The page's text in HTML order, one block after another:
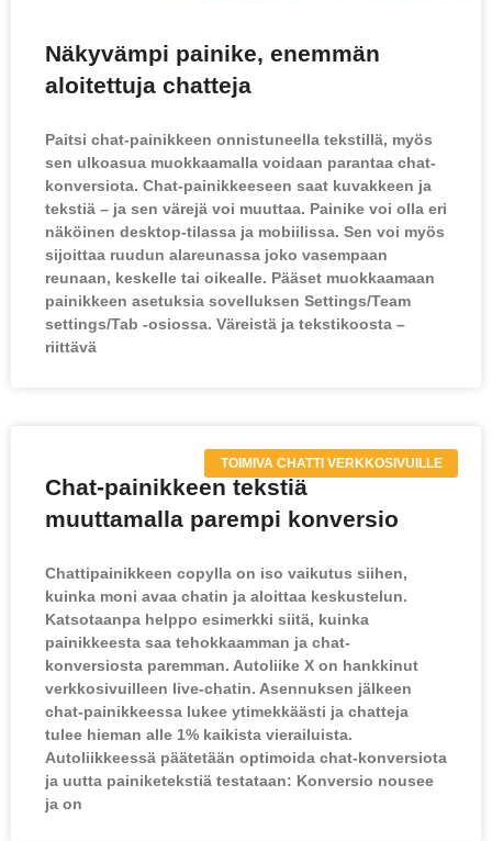
Näkyvämpi painike, enemmän
aloitettuja chatteja
Paitsi chat-painikkeen onnistuneella tekstillä, myös
sen ulkoasua muokkaamalla voidaan parantaa chat-
konversiota. Chat-painikkeeseen saat kuvakkeen ja
tekstiä – ja sen värejä voi muuttaa. Painike voi olla eri
näköinen desktop-tilassa ja mobiilissa. Sen voi myös
sijoittaa ruudun alareunassa joko vasempaan
reunaan, keskelle tai oikealle. Pääset muokkaamaan
painikkeen asetuksia sovelluksen Settings/Team
settings/Tab -osiossa. Väreistä ja tekstikoosta –
riittävä
TOIMIVA CHATTI VERKKOSIVUILLE
Chat-painikkeen tekstiä
muuttamalla parempi konversio
Chattipainikkeen copylla on iso vaikutus siihen,
kuinka moni avaa chatin ja aloittaa keskustelun.
Katsotaanpa helppo esimerkki siitä, kuinka
painikkeesta saa tehokkaamman ja chat-
konversiosta paremman. Autoliike X on hankkinut
verkkosivuilleen live-chatin. Asennuksen jälkeen
chat-painikkeessa lukee ytimekkäästi ja chatteja
tulee hieman alle 1% kaikista vierailuista.
Autoliikkeessä päätetään optimoida chat-konversiota
ja uutta painiketekstiä testataan: Konversio nousee
ja on